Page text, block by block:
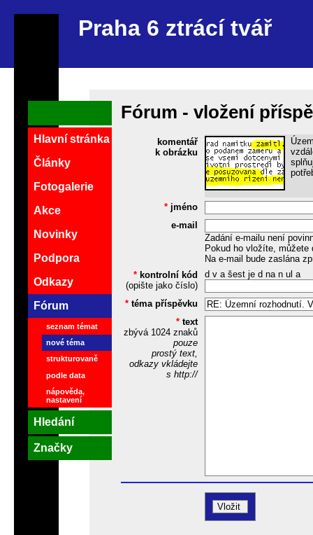
Praha 6 ztrácí tvář
Fórum - vložení
komentář
k obrázku
* jméno
e-mail
Zadání e-mailu není
Pokud ho vložíte,
Na e-mail bude zaslána
* kontrolní kód
(opište jako číslo)
d v a šest je d na n ul a
* téma příspěvku
* text
zbývá 1024znaků
pouze
prostý text,
odkazy vkládejte
s http://
Hlavní stránka
Články
Fotogalerie
Akce
Novinky
Podpora
Odkazy
Fórum
seznam témat
nové téma
strukturovaně
podle data
nápověda,
nastavení
Hledání
Značky